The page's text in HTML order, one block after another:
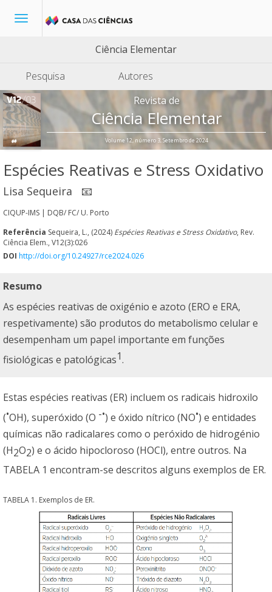
Toggle
Ciência Elementar
Pesquisa
Autores
Revista de
Ciência Elementar
Volume 12, número 3, Setembro de 2024
Espécies Reativas e Stress Oxidativo
Lisa Sequeira 📧
CIQUP-IMS | DQB/ FC/ U. Porto
Referência Sequeira, L., (2024) Espécies Reativas e Stress Oxidativo, Rev.
Ciência Elem., V12(3):026
DOI http://doi.org/10.24927/rce2024.026
Resumo
As espécies reativas de oxigénio e azoto (ERO e ERA,
respetivamente) são produtos do metabolismo celular e
desempenham um papel importante em funções
fisiológicas e patológicas1.
Estas espécies reativas (ER) incluem os radicais hidroxilo
(•OH), superóxido (O -•) e óxido nítrico (NO•) e entidades
químicas não radicalares como o peróxido de hidrogénio
(H2O2) e o ácido hipocloroso (HOCl), entre outros. Na
TABELA 1 encontram-se descritos alguns exemplos de ER.
TABELA 1. Exemplos de ER.